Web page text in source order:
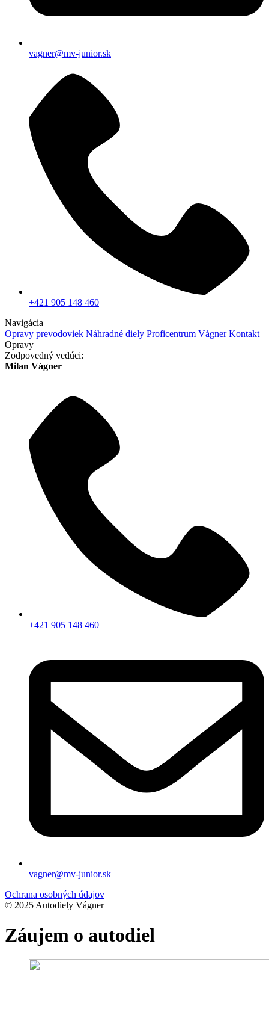
vagner@mv-junior.sk
+421 905 148 460
Navigácia
Opravy prevodoviek Náhradné diely Proficentrum VágnerKontakt
Opravy
Zodpovedný vedúci:
Milan Vágner
+421 905 148 460
vagner@mv-junior.sk
Ochrana osobných údajov
© 2025 Autodiely Vágner
Záujem o autodiel